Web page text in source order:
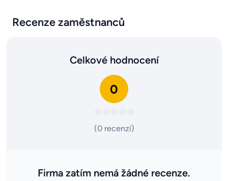
Recenze zaměstnanců
Celkové hodnocení
0
(0 recenzí)
Firma zatím nemá žádné recenze.